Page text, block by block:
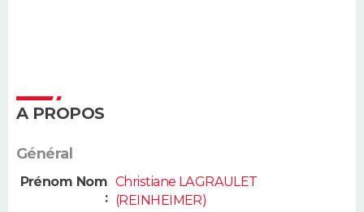
A PROPOS
Général
Prénom Nom
:
Christiane LAGRAULET
(REINHEIMER)